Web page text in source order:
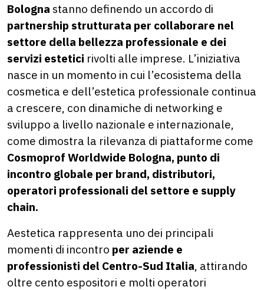
Bologna stanno definendo un accordo di
partnership strutturata per collaborare nel
settore della bellezza professionale e dei
servizi estetici rivolti alle imprese. L’iniziativa
nasce in un momento in cui l’ecosistema della
cosmetica e dell’estetica professionale continua
a crescere, con dinamiche di networking e
sviluppo a livello nazionale e internazionale,
come dimostra la rilevanza di piattaforme come
Cosmoprof Worldwide Bologna, punto di
incontro globale per brand, distributori,
operatori professionali del settore e supply
chain.
Aestetica rappresenta uno dei principali
momenti di incontro per aziende e
professionisti del Centro-Sud Italia, attirando
oltre cento espositori e molti operatori